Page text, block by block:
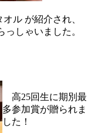
ル が紹介され、
しゃいました。
高25回生に期別最
多参加賞が贈られま
した！